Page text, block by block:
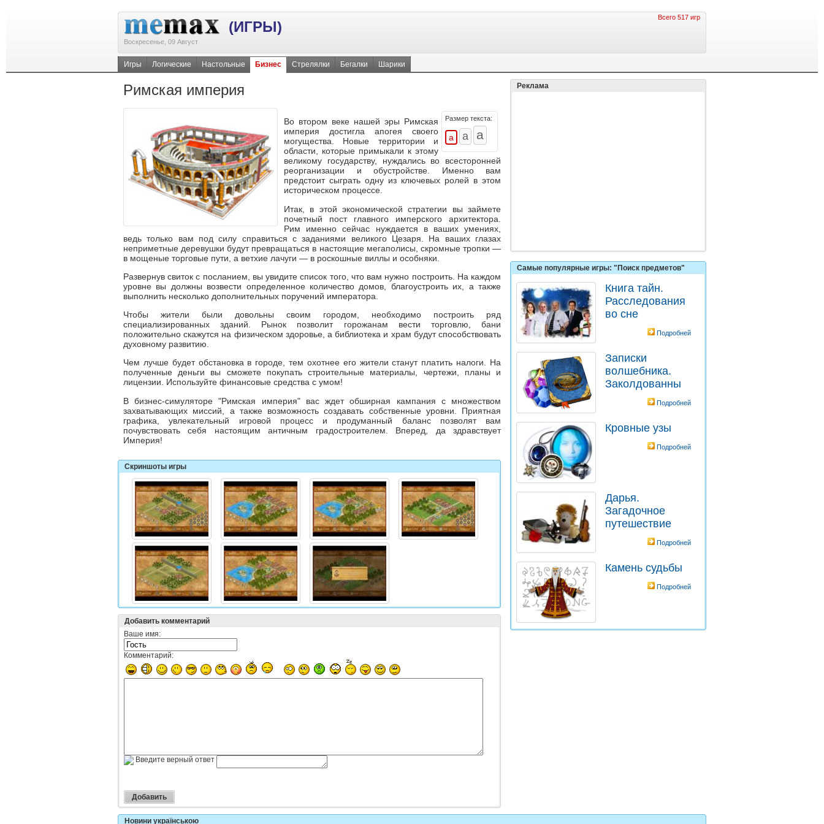
(ИГРЫ)
Воскресенье, 09 Август
Всего 517 игр
Игры Логические Настольные Бизнес Стрелялки Бегалки Шарики
Римская империя
Размер текста:
Во втором веке нашей эры Римская
империя достигла апогея своего
могущества. Новые территории и
области, которые примыкали к этому
великому государству, нуждались во всесторонней
реорганизации и обустройстве. Именно вам
предстоит сыграть одну из ключевых ролей в этом
историческом процессе.
Итак, в этой экономической стратегии вы займете
почетный пост главного имперского архитектора.
Рим именно сейчас нуждается в ваших умениях,
ведь только вам под силу справиться с заданиями великого Цезаря. На ваших глазах
неприметные деревушки будут превращаться в настоящие мегаполисы, скромные тропки —
в мощеные торговые пути, а ветхие лачуги — в роскошные виллы и особняки.
Развернув свиток с посланием, вы увидите список того, что вам нужно построить. На каждом
уровне вы должны возвести определенное количество домов, благоустроить их, а также
выполнить несколько дополнительных поручений императора.
Чтобы жители были довольны своим городом, необходимо построить ряд
специализированных зданий. Рынок позволит горожанам вести торговлю, бани
положительно скажутся на физическом здоровье, а библиотека и храм будут способствовать
духовному развитию.
Чем лучше будет обстановка в городе, тем охотнее его жители станут платить налоги. На
полученные деньги вы сможете покупать строительные материалы, чертежи, планы и
лицензии. Используйте финансовые средства с умом!
Вбизнес-симуляторе "Римская империя" вас ждет обширная кампания с множеством
захватывающих миссий, а также возможность создавать собственные уровни. Приятная
графика, увлекательный игровой процесс и продуманный баланс позволят вам
почувствовать себя настоящим античным градостроителем. Вперед, да здравствует
Империя!
Скриншоты игры
Добавить комментарий
Ваше имя:
Комментарий:
Введите верный ответ
Реклама
Самые популярные игры: "Поиск предметов"
Книга тайн.
Расследования
во сне
Подробней
Записки
волшебника.
Заколдованны
Подробней
Кровные узы
Подробней
Дарья.
Загадочное
путешествие
Подробней
Камень судьбы
Подробней
Новини українською